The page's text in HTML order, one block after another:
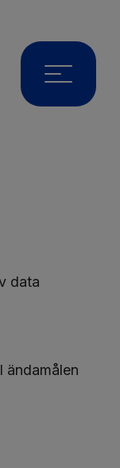
data
ändamålen